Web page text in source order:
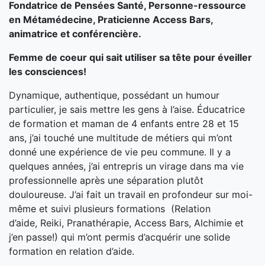
Fondatrice de Pensées Santé, Personne-ressource
en Métamédecine, Praticienne Access Bars,
animatrice et conférencière.
Femme de coeur qui sait utiliser sa tête pour éveiller
les consciences!
Dynamique, authentique, possédant un humour
particulier, je sais mettre les gens à l’aise. Éducatrice
de formation et maman de 4 enfants entre 28 et 15
ans, j’ai touché une multitude de métiers qui m’ont
donné une expérience de vie peu commune. Il y a
quelques années, j’ai entrepris un virage dans ma vie
professionnelle après une séparation plutôt
douloureuse. J’ai fait un travail en profondeur sur moi-
même et suivi plusieurs formations (Relation
d’aide, Reiki, Pranathérapie, Access Bars, Alchimie et
j’en passe!) qui m’ont permis d’acquérir une solide
formation en relation d’aide.